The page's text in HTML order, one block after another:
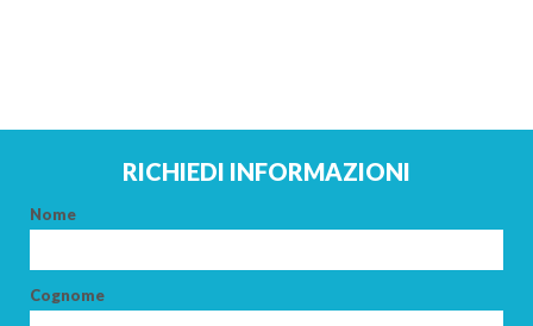
RICHIEDI INFORMAZIONI
Nome
Cognome